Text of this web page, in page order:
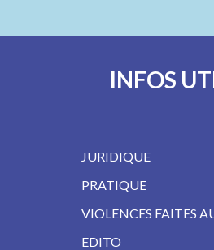
INFOS
JURIDIQUE
PRATIQUE
VIOLENCES FAITES
EDITO